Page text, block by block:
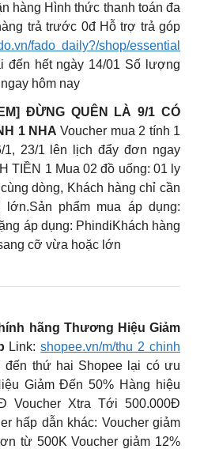
hàng Hình thức thanh toán đa
trả trước 0đ Hỗ trợ trả góp
fado daily?/shop/essential
đến hết ngày 14/01 Số lượng
hôm nay
ĐỪNG QUÊN LÀ 9/1 CÓ
1 NHA Voucher mua 2 tính 1
1, 23/1 lên lịch đẩy đơn ngay
TIỀN 1 Mua 02 đồ uống: 01 ly
dòng, Khách hàng chỉ cần
phẩm mua áp dụng:
áp dụng: PhindiKhách hàng
cỡ vừa hoặc lớn
hãng Thương Hiệu Giảm
Link:shopee.vn/m/thu 2 chinh
thứ hai Shopee lại có ưu
Giảm Đến 50% Hàng hiệu
Voucher Xtra Tới 500.000Đ
hấp dẫn khác: Voucher giảm
từ 500K Voucher giảm 12%